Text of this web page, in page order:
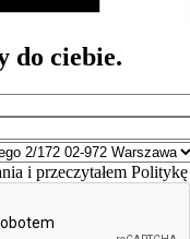
do ciebie.
i przeczytałem